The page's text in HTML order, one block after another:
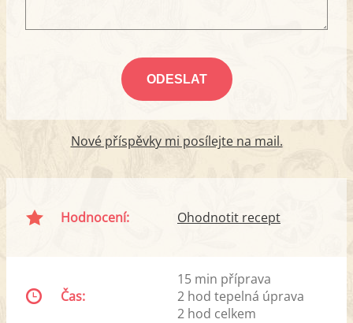
Nové příspěvky mi posílejte na mail.
Hodnocení: Ohodnotit recept
Čas:
15 min příprava
2 hod tepelná úprava
2 hod celkem